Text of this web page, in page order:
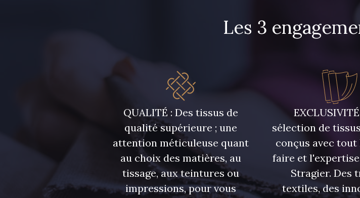
Les 3
QUALITÉ : Des tissus de
qualité supérieure ; une
attention méticuleuse quant
au choix des matières, au
tissage, aux teintures ou
impressions, pour vous
sélection de
conçus avec
faire et
Stragier. Des
textiles, des